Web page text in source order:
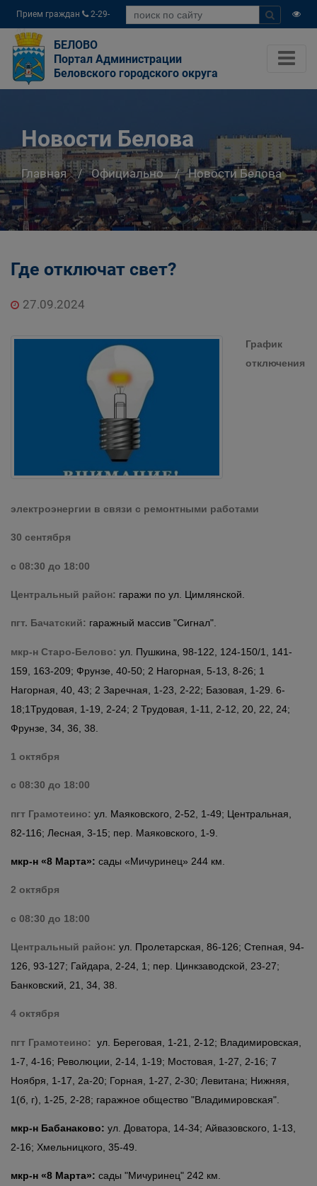
Прием граждан
2-29-
04
БЕЛОВО
Портал Администрации
Беловского городского округа
Новости Белова
Главная Официально Новости Белова
Где отключат свет?
27.09.2024
График
отключения
электроэнергии в связи с ремонтными работами
30 сентября
с 08:30 до 18:00
Центральный район: гаражи по ул. Цимлянской.
пгт. Бачатский: гаражный массив "Сигнал".
мкр-н Старо-Белово: ул. Пушкина, 98-122, 124-150/1, 141-
159, 163-209; Фрунзе, 40-50; 2 Нагорная, 5-13, 8-26; 1
Нагорная, 40, 43; 2 Заречная, 1-23, 2-22; Базовая, 1-29. 6-
18;1Трудовая, 1-19, 2-24; 2 Трудовая, 1-11, 2-12, 20, 22, 24;
Фрунзе, 34, 36, 38.
1 октября
с 08:30 до 18:00
пгт Грамотеино: ул. Маяковского, 2-52, 1-49; Центральная,
82-116; Лесная, 3-15; пер. Маяковского, 1-9.
мкр-н «8 Марта»: сады «Мичуринец» 244 км.
2 октября
с 08:30 до 18:00
Центральный район: ул. Пролетарская, 86-126; Степная, 94-
126, 93-127; Гайдара, 2-24, 1; пер. Цинкзаводской, 23-27;
Банковский, 21, 34, 38.
4 октября
пгт Грамотеино:
ул. Береговая, 1-21, 2-12; Владимировская,
1-7, 4-16; Революции, 2-14, 1-19; Мостовая, 1-27, 2-16; 7
Ноября, 1-17, 2а-20; Горная, 1-27, 2-30; Левитана; Нижняя,
1(б, г), 1-25, 2-28; гаражное общество "Владимировская".
мкр-н Бабанаково: ул. Доватора, 14-34; Айвазовского, 1-13,
2-16; Хмельницкого, 35-49.
мкр-н «8 Марта»: сады "Мичуринец" 242 км.